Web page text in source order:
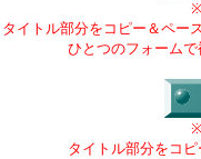
タイトル部分をコピー＆ペー
ひとつのフォーム
タイトル部分をコ